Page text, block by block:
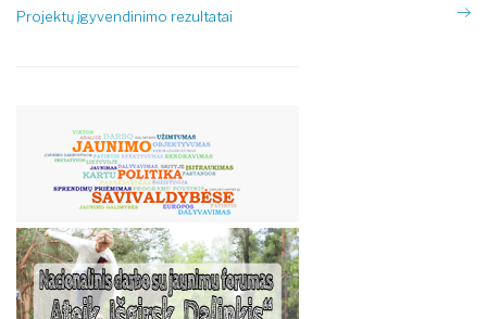
Projektų įgyvendinimo rezultatai